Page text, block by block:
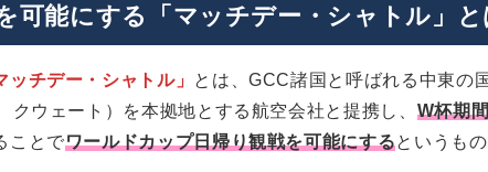
手数料は50ドル。
はアール・マクトゥーム国際空港(DWC)
に向いているのはどんなケース？
可能にする「マッチデー・シャトル」と
ッチデー・シャトル」
とは、GCC諸国と呼ばれる中東の
クウェート）を本拠地とする航空会社と提携し、 W杯期
ことでワールドカップ日帰り観戦を可能にするというもの